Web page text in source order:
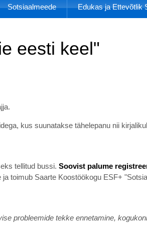
Sotsiaalmeede Edukas ja Ettevõtlik
eesti keel"
kus suunatakse tähelepanu nii
tellitud bussi. Soovist palume
toimub Saarte Koostöökogu ESF+
probleemide tekke ennetamine,